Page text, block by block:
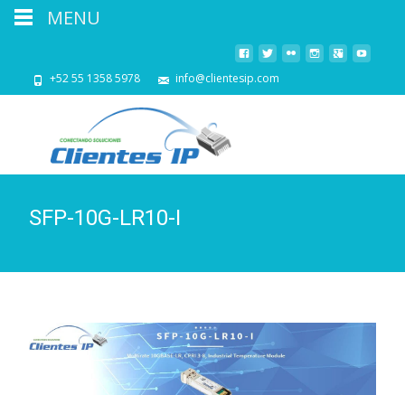
+52 55 1358 5978 info@clientesip.com
SFP-10G-LR10-I
MENU